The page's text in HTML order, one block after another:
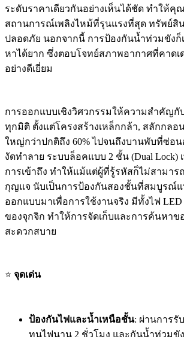
ระดับราคาเดียวกันอย่างเห็นได้ชัด ทำให้คุ
สถานการณ์เพลิงไหม้ที่รุนแรงที่สุด ทรัพย์สิ
ปลอดภัย นอกจากนี้ การป้องกันน้ำท่วมขังก็
หาได้ยาก ซึ่งตอบโจทย์สภาพอากาศที่คาดเ
อย่างดีเยี่ยม
การออกแบบเชิงวิศวกรรมให้ความสำคัญ
ทุกมิติ ตั้งแต่โครงสร้างเหล็กกล้า, สลักกล
ใหญ่กว่าปกติถึง 60% ไปจนถึงบานพับที่ซ่อน
งัดทำลาย ระบบล็อคแบบ 2 ชั้น (Dual
การเข้าถึง ทำให้แม้แต่ผู้ที่รู้รหัสก็ไม่สามาร
กุญแจ นับเป็นการป้องกันสองชั้นที่สมบูรณ์แ
ออกแบบมาเพื่อการใช้งานจริง มีทั้งไฟ
ของจุกจิก ทำให้การจัดเก็บและการค้นหาขอ
สะดวกสบาย
⭐ จุดเด่น
ป้องกันไฟและน้ำเหนือชั้น: ผ่านการรั
ทนไฟนาน 2 ชั่วโมง และกันน้ำท่วมขั